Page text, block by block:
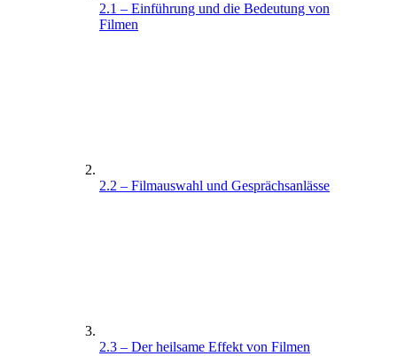
2.1 – Einführung und die Bedeutung von
Filmen
2.2 – Filmauswahl und Gesprächsanlässe
2.3 – Der heilsame Effekt von Filmen